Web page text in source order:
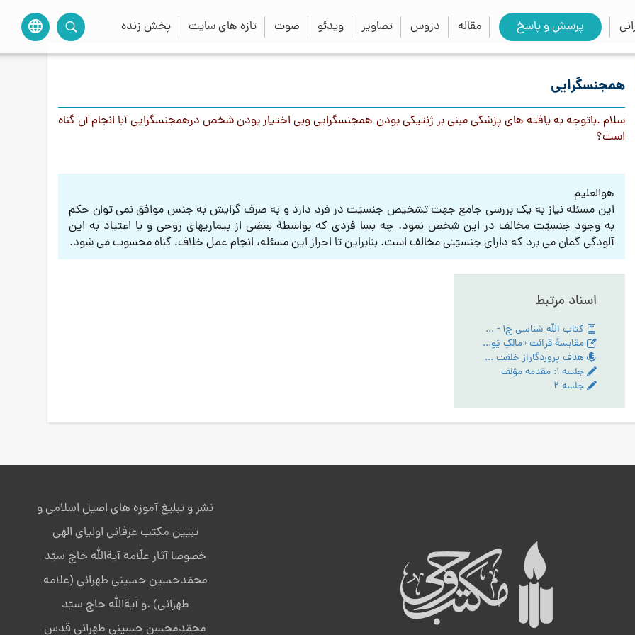
پرسش و پاسخ مقاله دروس تصاویر ویدئو صوت تازه های سایت پخش زنده language search
close
همجنسگرایی
سلام .باتوجه به یافته های پزشکی مبنی بر ژنتیکی بودن همجنسگرایی وبی اختیار بودن شخص درهمجنسگرایی آبا انجام آن گناه
است؟
هوالعلیم
این مسئله نیاز به یک بررسی جامع جهت تشخیص جنسیّت در فرد دارد و به صرف گرایش به جنس موافق نمی توان حکم
به وجود جنسیّت مخالف در این شخص نمود. چه بسا فردی که بواسطۀ بعضی از بیماریهای روحی و یا اعتیاد به این
آلودگی گمان می برد که دارای جنسیّتی مخالف است. بنابراین تا احراز این مسئله، انجام عمل خلاف، گناه محسوب می شود.
اسناد مرتبط
کتاب الله شناسی ج1 - PDF
مقایسۀ قرائت «مالِکِ یَومِ الدّین» و «مَلِکِ یَومِ الدّین» در سورۀ حمد
هدف پروردگاراز خلقت انسان - تبیین مقام عبودیت- آیین رستگاری ج:1
جلسه ۱: مقدمه مؤلف
جلسه ۲
نشر و تبلیغ آموزه های اصیل اسلامی و
تبیین مکتب عرفانی اولیای الهی
خصوصا آثار علّامه آیةالله حاج سیّد
محمّدحسین حسینی طهرانی (علامه
طهرانی) .و آیةالله حاج سیّد
محمّدمحسن حسینی طهرانی قدس